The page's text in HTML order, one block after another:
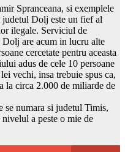
Spranceana, si exemplele
Dolj este un fief al
ilegale. Serviciul de
are acum in lucru alte
cercetate pentru aceasta
adus de cele 10 persoane
vechi, insa trebuie spus ca,
circa 2.000 de miliarde de
se numara si judetul Timis,
nivelul a peste o mie de